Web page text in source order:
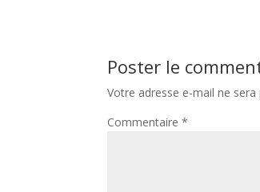
Poster le
Votre adresse e-mail ne sera
Commentaire*